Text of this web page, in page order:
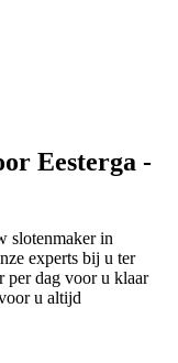
Eesterga -
slotenmaker in
experts bij u ter
per dag voor u klaar
u altijd